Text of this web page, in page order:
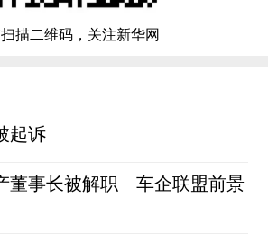
描二维码，关注新华网
起诉
董事长被解职 车企联盟前景